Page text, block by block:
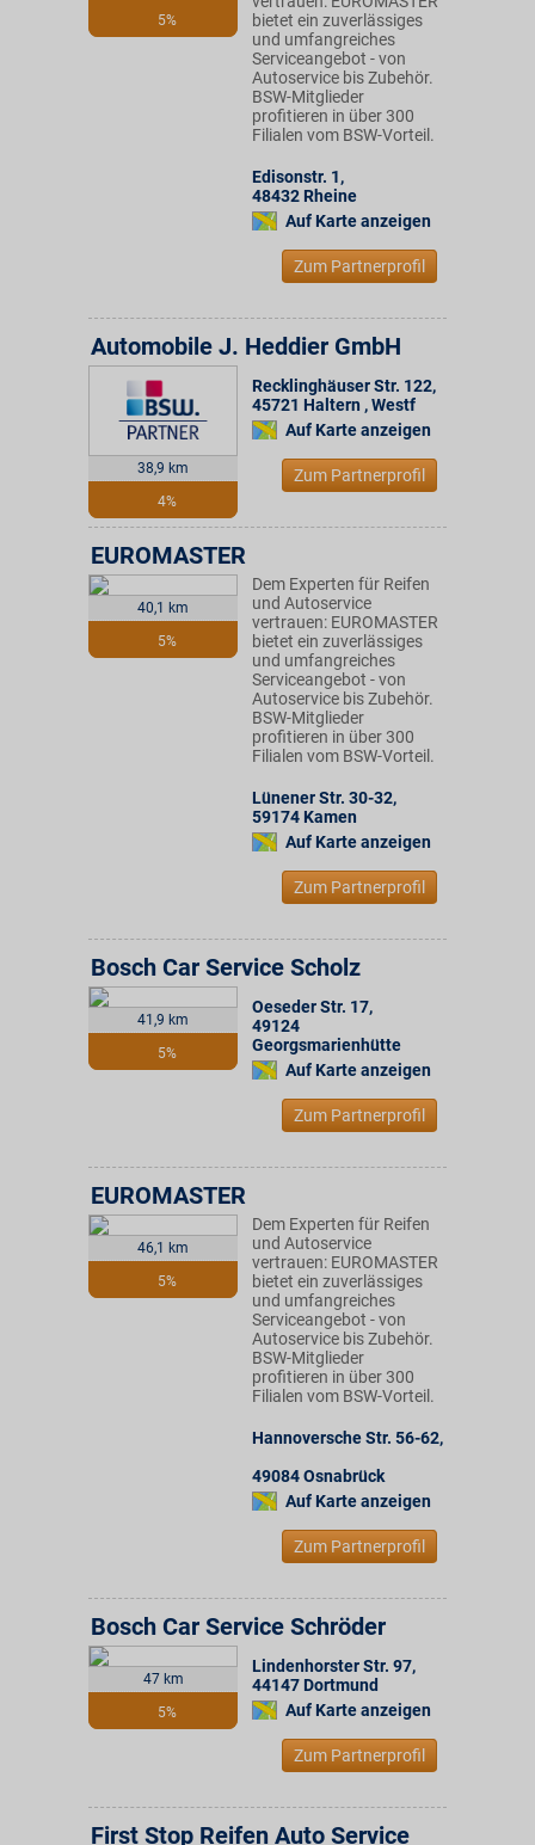
5%
bietet ein zuverlässiges
und umfangreiches
Serviceangebot - von
Autoservice bis Zubehör.
BSW-Mitglieder
profitieren in über 300
Filialen vom BSW-Vorteil.
Edisonstr. 1,
48432 Rheine
Auf Karte anzeigen
Zum Partnerprofil
38,9 km
4%
Automobile J. Heddier GmbH
Recklinghäuser Str. 122,
45721 Haltern , Westf
Auf Karte anzeigen
Zum Partnerprofil
40,1 km
5%
EUROMASTER
Dem Experten für Reifen
und Autoservice
vertrauen: EUROMASTER
bietet ein zuverlässiges
und umfangreiches
Serviceangebot - von
Autoservice bis Zubehör.
BSW-Mitglieder
profitieren in über 300
Filialen vom BSW-Vorteil.
Lünener Str. 30-32,
59174 Kamen
Auf Karte anzeigen
Zum Partnerprofil
41,9 km
5%
Bosch Car Service Scholz
Oeseder Str. 17,
49124
Georgsmarienhütte
Auf Karte anzeigen
Zum Partnerprofil
46,1 km
5%
EUROMASTER
Dem Experten für Reifen
und Autoservice
vertrauen: EUROMASTER
bietet ein zuverlässiges
und umfangreiches
Serviceangebot - von
Autoservice bis Zubehör.
BSW-Mitglieder
profitieren in über 300
Filialen vom BSW-Vorteil.
Hannoversche Str. 56-62,
49084Osnabrück
Auf Karte anzeigen
Zum Partnerprofil
47 km
5%
Bosch Car Service Schröder
Lindenhorster Str. 97,
44147 Dortmund
Auf Karte anzeigen
Zum Partnerprofil
First Stop Reifen Auto Service